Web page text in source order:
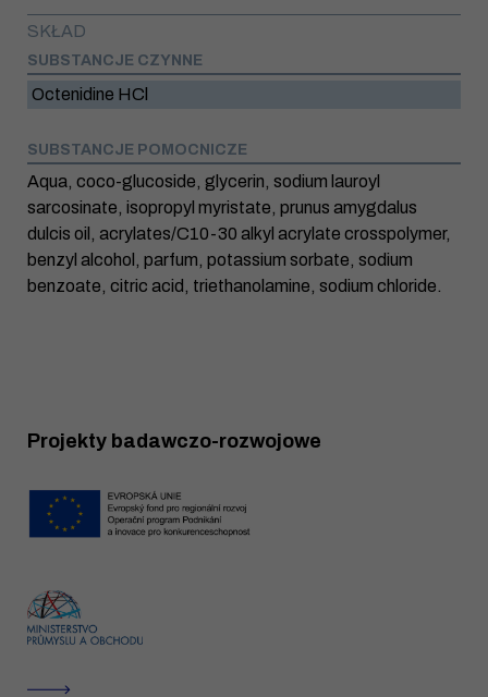
SKŁAD
SUBSTANCJE CZYNNE
Octenidine HCl
SUBSTANCJE POMOCNICZE
Aqua, coco-glucoside, glycerin, sodium lauroyl
sarcosinate, isopropyl myristate, prunus amygdalus
dulcis oil, acrylates/C10-30 alkyl acrylate crosspolymer,
benzyl alcohol, parfum, potassium sorbate, sodium
benzoate, citric acid, triethanolamine, sodium chloride.
Projekty badawczo-rozwojowe